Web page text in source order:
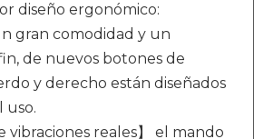
diseño ergonómico:
gran comodidad y un
de nuevos botones de
y derecho están diseñados
uso.
vibraciones reales】 el mando